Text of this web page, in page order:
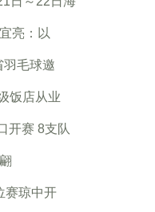
亮：以
羽毛球邀
饭店从业
开赛 8支队
赛琼中开